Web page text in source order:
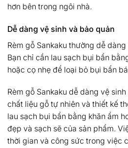
hơn bên trong ngôi nhà.
Dễ dàng vệ sinh và bảo quản
Rèm gỗ Sankaku thường dễ
Bạn chỉ cần lau sạch bụi bẩn
hoặc cọ nhẹ để loại bỏ bụi bẩn
Rèm gỗ Sankaku dễ dàng vệ
chất liệu gỗ tự nhiên và thiết kế
lau sạch bụi bẩn bằng khăn ẩm
đẹp và sạch sẽ của sản phẩm.
thời gian và công sức trong việc